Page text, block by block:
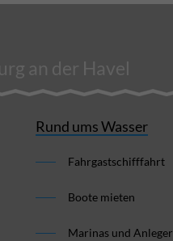
an der Havel
Rund ums Wasser
Fahrgastschifffahrt
Boote mieten
Marinas und Anleger